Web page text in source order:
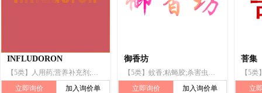
INFLUDORON
【5类】人用药;营养补充剂;净化剂;防蛀剂;医用药物;片剂;药制糖果;婴儿奶粉;防风湿手环;兽医用药
立即询价
加入询价单
御香坊
【5类】蚊香;粘蝇胶;杀害虫剂;灭鼠剂;消灭有害动物制剂;灭微生物剂;除草剂;防蛀剂;杀螨剂;卫生球
立即询价
加入询价单
菩集
立